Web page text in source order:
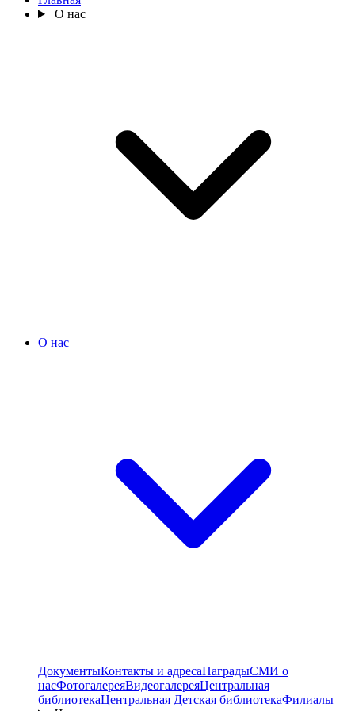
О нас
О нас
ДокументыКонтакты и адресаНаградыСМИ о
насФотогалереяВидеогалереяЦентральная
библиотекаЦентральная Детская библиотекаФилиалы